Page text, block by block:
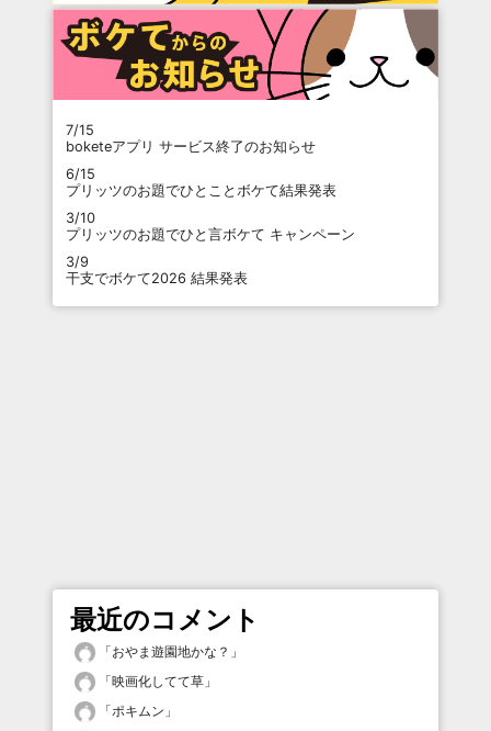
7/15
boketeアプリ サービス終了のお知らせ
6/15
プリッツのお題でひとことボケて結果発表
3/10
プリッツのお題でひと言ボケて キャンペーン
3/9
干支でボケて2026 結果発表
最近のコメント
「おやま遊園地かな？ 」
「映画化してて草 」
「ポキムン 」